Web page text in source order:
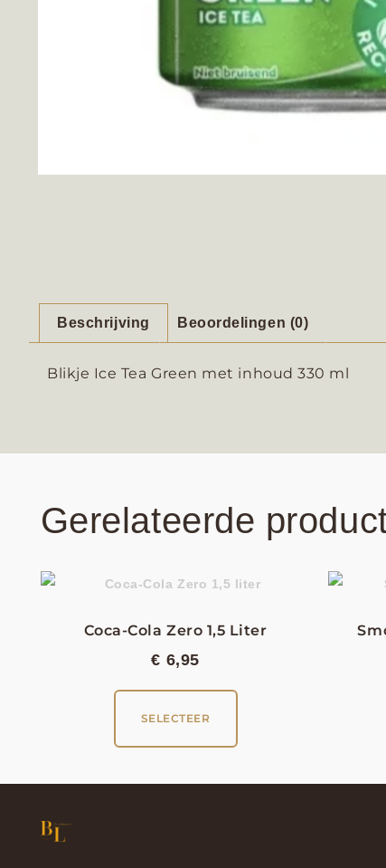
Beschrijving Beoordelingen (0)
Blikje Ice Tea Green met inhoud 330 ml
Gerelateerde
Coca-Cola Zero 1,5 Liter
€ 6,95
SELECTEER